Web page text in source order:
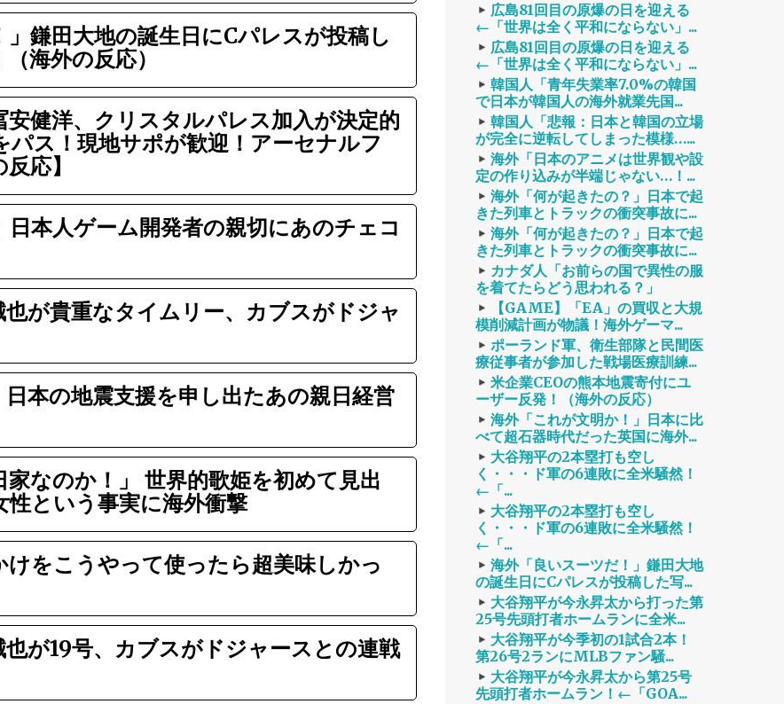
鎌田大地の誕生日にCパレスが投稿し
海外の反応）
健洋、クリスタルパレス加入が決定的
パス！現地サポが歓迎！アーセナルフ
応】
本人ゲーム開発者の親切にあのチェコ
也が貴重なタイムリー、カブスがドジャ
本の地震支援を申し出たあの親日経営
なのか！」 世界的歌姫を初めて見出
性という事実に海外衝撃
をこうやって使ったら超美味しかっ
也が19号、カブスがドジャースとの連戦
広島81回目の原爆の日を迎える
←「世界は全く平和にならない」...
広島81回目の原爆の日を迎える
←「世界は全く平和にならない」...
韓国人「青年失業率7.0%の韓国
で日本が韓国人の海外就業先国...
韓国人「悲報：日本と韓国の立場
が完全に逆転してしまった模様…...
海外「日本のアニメは世界観や設
定の作り込みが半端じゃない…！...
海外「何が起きたの？」日本で起
きた列車とトラックの衝突事故に...
海外「何が起きたの？」日本で起
きた列車とトラックの衝突事故に...
カナダ人「お前らの国で異性の服
を着てたらどう思われる？」
【GAME】「EA」の買収と大規
模削減計画が物議！海外ゲーマ...
ポーランド軍、衛生部隊と民間医
療従事者が参加した戦場医療訓練...
米企業CEOの熊本地震寄付にユ
ーザー反発！（海外の反応）
海外「これが文明か！」日本に比
べて超石器時代だった英国に海外...
大谷翔平の2本塁打も空し
く・・・ド軍の6連敗に全米騒然！
←「...
大谷翔平の2本塁打も空し
く・・・ド軍の6連敗に全米騒然！
←「...
海外「良いスーツだ！」鎌田大地
の誕生日にCパレスが投稿した写...
大谷翔平が今永昇太から打った第
25号先頭打者ホームランに全米...
大谷翔平が今季初の1試合2本！
第26号2ランにMLBファン騒...
大谷翔平が今永昇太から第25号
先頭打者ホームラン！←「GOA...